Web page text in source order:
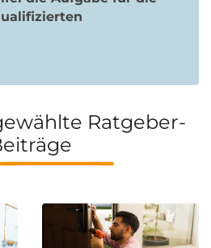
Ratgeber-